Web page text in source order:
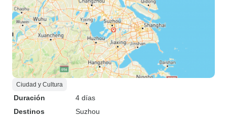
Ciudad y Cultura
Duración
4 días
Destinos
Suzhou